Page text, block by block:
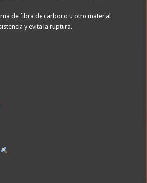
de fibra de carbono u otro material
y evita la ruptura.